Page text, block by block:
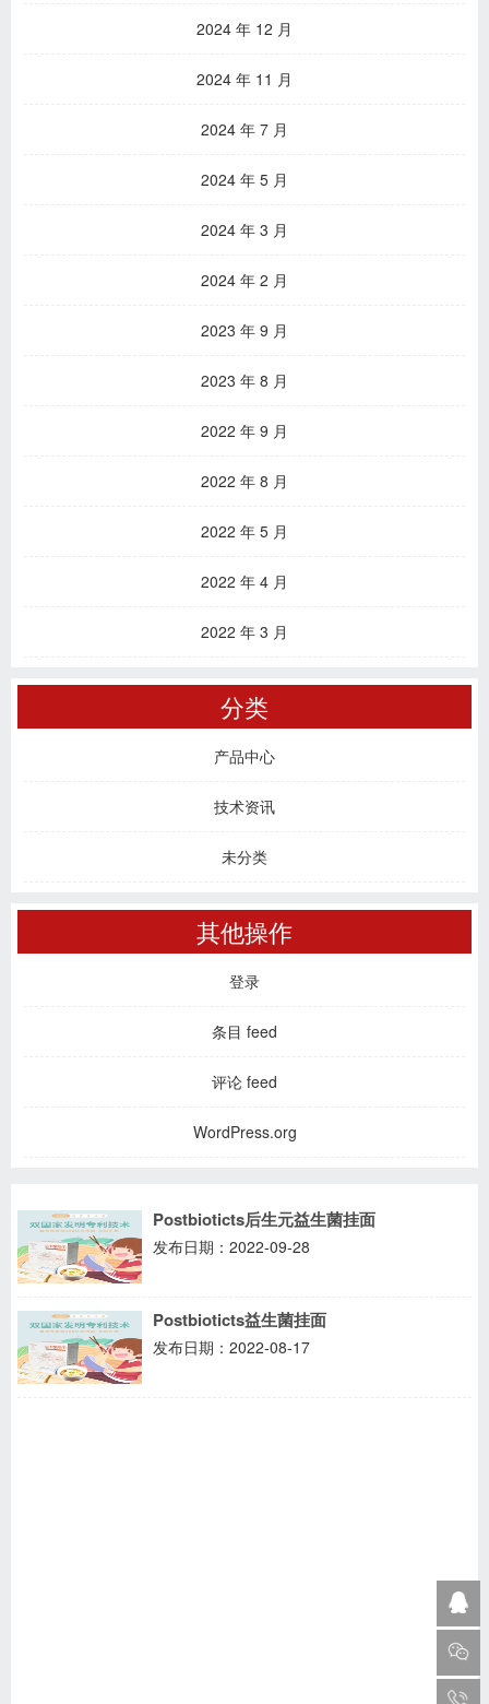
2024 年 12 月
2024 年 11 月
2024 年 7 月
2024 年 5 月
2024 年 3 月
2024 年 2 月
2023 年 9 月
2023 年 8 月
2022 年 9 月
2022 年 8 月
2022 年 5 月
2022 年 4 月
2022 年 3 月
分类
产品中心
技术资讯
未分类
其他操作
登录
条目 feed
评论 feed
WordPress.org
Postbioticts后生元益生菌挂面
发布日期：2022-09-28
Postbioticts益生菌挂面
发布日期：2022-08-17